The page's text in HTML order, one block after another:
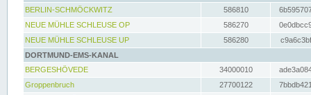
BERLIN-SCHMÖCKWITZ
586810
NEUE MÜHLE SCHLEUSE OP
586270
NEUE MÜHLE SCHLEUSE UP
586280
DORTMUND-EMS-KANAL
BERGESHÖVEDE
34000010
Groppenbruch
27700122